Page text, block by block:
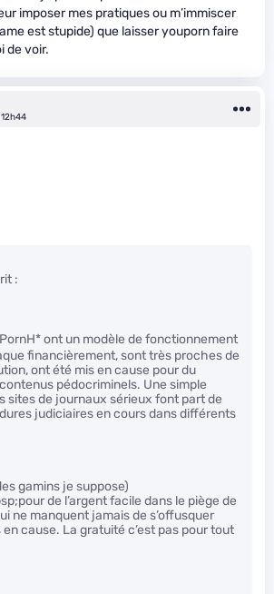
imposer mes pratiques ou m’immiscer
est stupide) que laisser youporn faire
de voir.
:
* ont un modèle de fonctionnement
financièrement, sont très proches de
ont été mis en cause pour du
pédocriminels. Une simple
sites de journaux sérieux font part de
judiciaires en cours dans différents
gamins je suppose)
de l’argent facile dans le piège de
ne manquent jamais de s’offusquer
cause. La gratuité c’est pas pour tout